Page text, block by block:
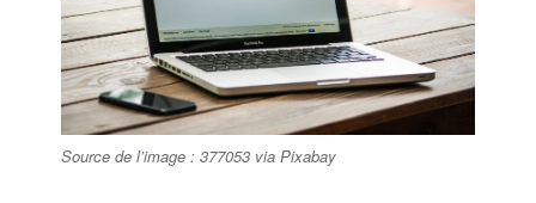
Source de l’image : 377053 via Pixabay